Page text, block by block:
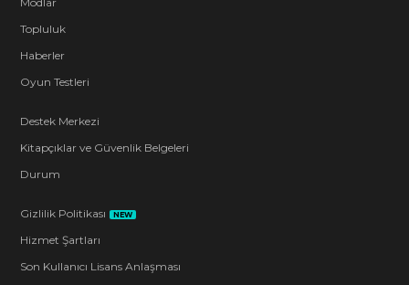
Topluluk
Haberler
Oyun Testleri
Destek Merkezi
Kitapçıklar ve Güvenlik Belgeleri
Durum
Gizlilik Politikası NEW
Hizmet Şartları
Son Kullanıcı Lisans Anlaşması